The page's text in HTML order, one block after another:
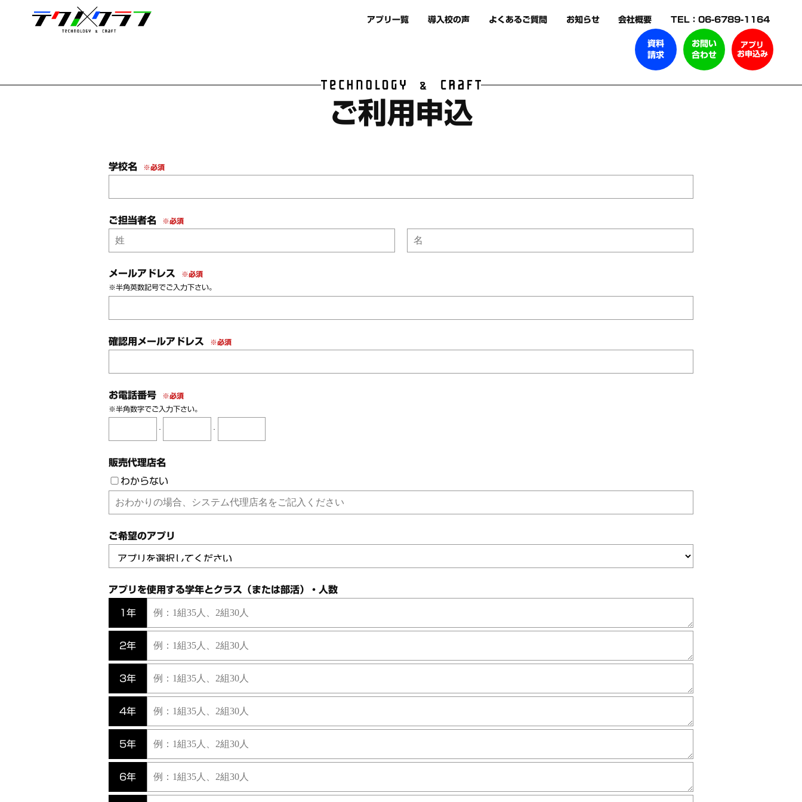
アプリ一覧 導入校の声 よくあるご質問 お知らせ 会社概要 TEL：06-6789-1164
資料
請求
お問い
合わせ
アプリ
お申込み
ご利用申込
学校名 ※必須
ご担当者名 ※必須
メールアドレス
※必須
※半角英数記号でご入力下さい。
確認用メールアドレス ※必須
お電話番号
※必須
※半角数字でご入力下さい。
- -
販売代理店名
わからない
ご希望のアプリ
アプリを使用する学年とクラス（または部活）・人数
1年
2年
3年
4年
5年
6年